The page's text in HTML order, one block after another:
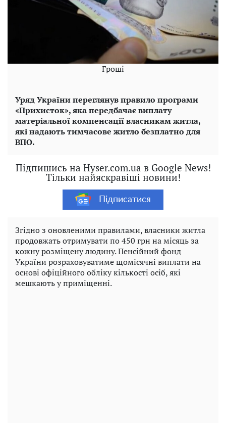
Гроші
Уряд України переглянув правило програми
«Прихисток», яка передбачає виплату
матеріальної компенсації власникам житла,
які надають тимчасове житло безплатно для
ВПО.
Підпишись на Hyser.com.ua в Google News!
Тільки найяскравіші новини!
Підписатися
Згідно з оновленими правилами, власники житла
продовжать отримувати по 450 грн на місяць за
кожну розміщену людину. Пенсійний фонд
України розраховуватиме щомісячні виплати на
основі офіційного обліку кількості осіб, які
мешкають у приміщенні.